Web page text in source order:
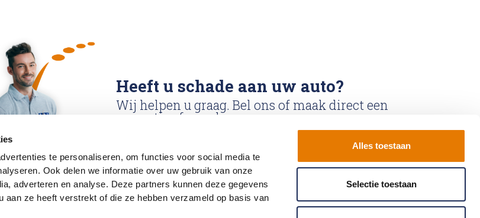
te personaliseren, om functies voor social media te
Ook delen we informatie over uw gebruik van onze
adverteren en analyse. Deze partners kunnen deze gegevens
aan ze heeft verstrekt of die ze hebben verzameld op basis van
Alles toestaan
Selectie toestaan
Heeft u schade aan uw auto?
Wij helpen u graag. Bel ons of maak direct een
reparatie afspraak.
maken
Bel ons: 0900-
6611111